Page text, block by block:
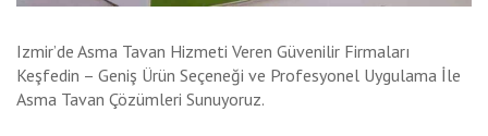
Izmir’de Asma Tavan Hizmeti Veren Güvenilir Firmaları
Keşfedin – Geniş Ürün Seçeneği ve Profesyonel Uygulama İle
Asma Tavan Çözümleri Sunuyoruz.